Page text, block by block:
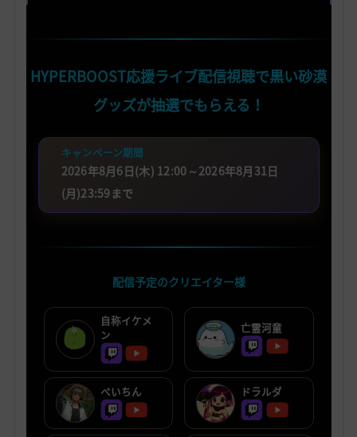
HYPERBOOST応援ライブ配信視聴で黒い砂漠
グッズが抽選でもらえる！
キャンペーン期間
2026年8月6日(木) 12:00～2026年8月31日
(月)23:59まで
配信予定のクリエイター様
自称イケメ
ン
亡霊河童
ぺいちん ドラルダ